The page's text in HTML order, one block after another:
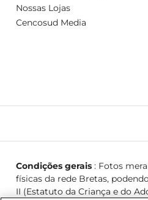
Nossas Lojas
Cencosud Media
Condições gerais: Fotos
físicas da rede Bretas,
II (Estatuto da Criança e do